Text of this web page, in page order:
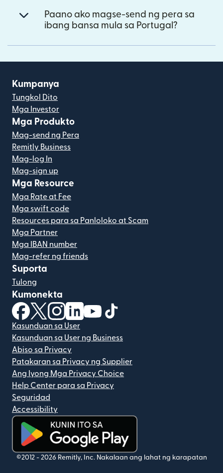
Paano ako magse-send ng pera sa
ibang bansa mula sa Portugal?
Kumpanya
Tungkol Dito
Mga Investor
Mga Produkto
Mag-send ng Pera
Remitly Business
Mag-log In
Mag-sign up
Mga Resource
Mga Rate at Fee
Mga swift code
Resources para sa Panloloko at Scam
Mga Partner
Mga IBAN number
Mag-refer ng friends
Suporta
Tulong
Kumonekta
(bubukas sa bagong window)
(bubukas sa bagong window)
(bubukas sa bagong window)
(bubukas sa bagong window)
(bubukas sa bagong window)
Kasunduan sa User
Kasunduan sa User ng Business
Abiso sa Privacy
Patakaran sa Privacy ng Supplier
Ang Iyong Mga Privacy Choice
Help Center para sa Privacy
Seguridad
Accessibility
(bubukas sa bagong window)
©2012 - 2026 Remitly, Inc. Nakalaan ang lahat ng karapatan